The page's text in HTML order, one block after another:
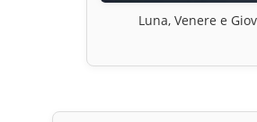
Luna, Venere e